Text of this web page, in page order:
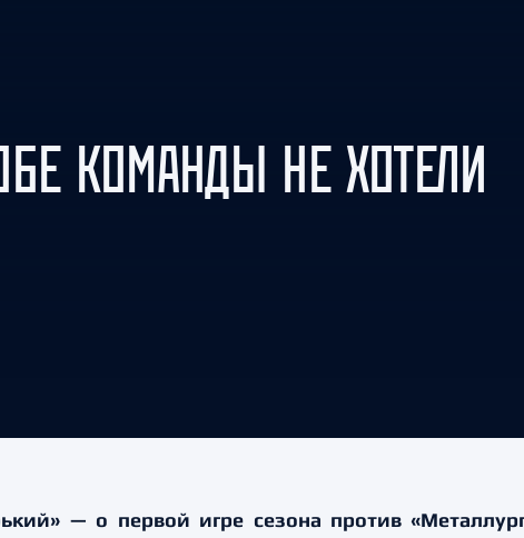
КОМАНДЫ НЕ ХОТЕЛИ
— о первой игре сезона против